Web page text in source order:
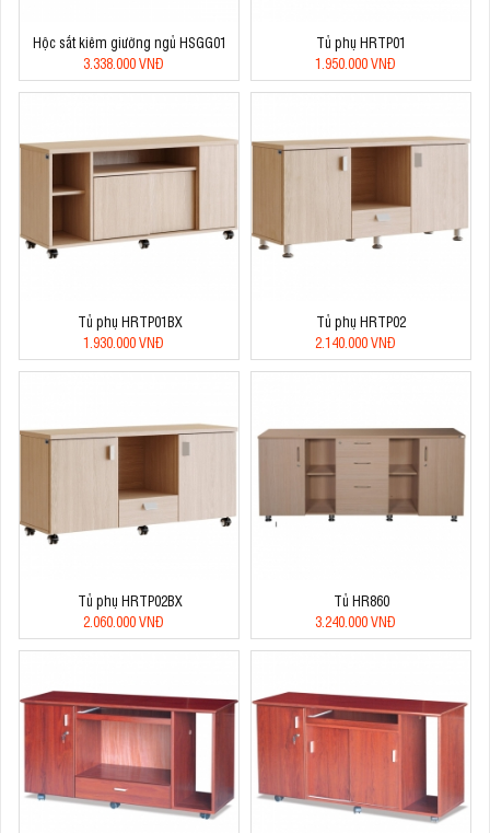
Hộc sắt kiêm giường ngủ HSGG01
3.338.000 VNĐ
Tủ phụ HRTP01
1.950.000 VNĐ
Tủ phụ HRTP01BX
1.930.000 VNĐ
Tủ phụ HRTP02
2.140.000 VNĐ
Tủ phụ HRTP02BX
2.060.000 VNĐ
Tủ HR860
3.240.000 VNĐ